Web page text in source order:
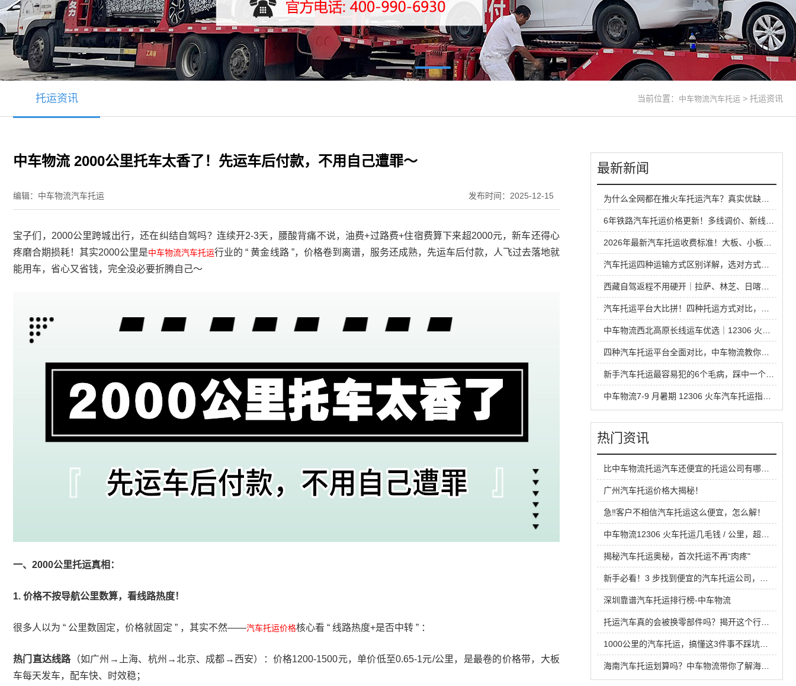
托运资讯 当前位置： 中车物流汽车托运 > 托运资讯
中车物流 2000公里托车太香了！先运车后付款，不用自己遭罪～
编辑：中车物流汽车托运 发布时间：2025-12-15
宝子们，2000公里跨城出行，还在纠结自驾吗？连续开2-3天，腰酸背痛不说，油费+过路费+住宿费算下来超2000元，新车还得心
疼磨合期损耗！其实2000公里是中车物流汽车托运行业的 “ 黄金线路 ”，价格卷到离谱，服务还成熟，先运车后付款，人飞过去落地就
能用车，省心又省钱，完全没必要折腾自己～
一、2000公里托运真相：
1. 价格不按导航公里数算，看线路热度！
很多人以为 “ 公里数固定，价格就固定 ” ，其实不然——汽车托运价格核心看 “ 线路热度+是否中转 ” ：
热门直达线路（如广州→上海、杭州→北京、成都→西安）：价格1200-1500元，单价低至0.65-1元/公里，是最卷的价格带，大板
车每天发车，配车快、时效稳；
最新新闻
热门资讯
广州汽车托运价格大揭秘！
急‼️客户不相信汽车托运这么便宜，怎么解！
揭秘汽车托运奥秘，首次托运不再“肉疼"
深圳靠谱汽车托运排行榜-中车物流